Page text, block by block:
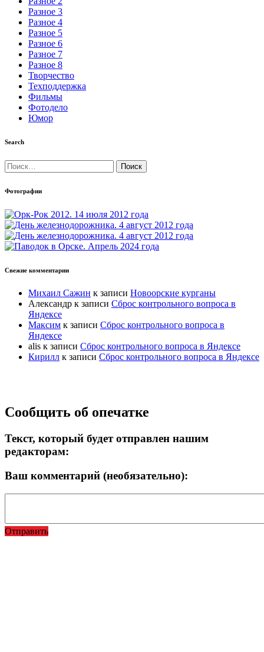
Разное 3
Разное 4
Разное 5
Разное 6
Разное 7
Разное 8
Творчество
Техподдержка
Фильмы
Фотодело
Юмор
Search
Найти:
Фотографии
Свежие комментарии
Михаил Сажин к записи Новоорские курганы
Александр к записи Сброс контрольного вопроса в
Яндексе
Максим к записи Сброс контрольного вопроса в
Яндексе
alis к записи Сброс контрольного вопроса в Яндексе
Кирилл к записи Сброс контрольного вопроса в Яндексе
Прокрутка
вверх
Сообщить об опечатке
Текст, который будет отправлен нашим
редакторам:
Ваш комментарий (необязательно):
Отправить